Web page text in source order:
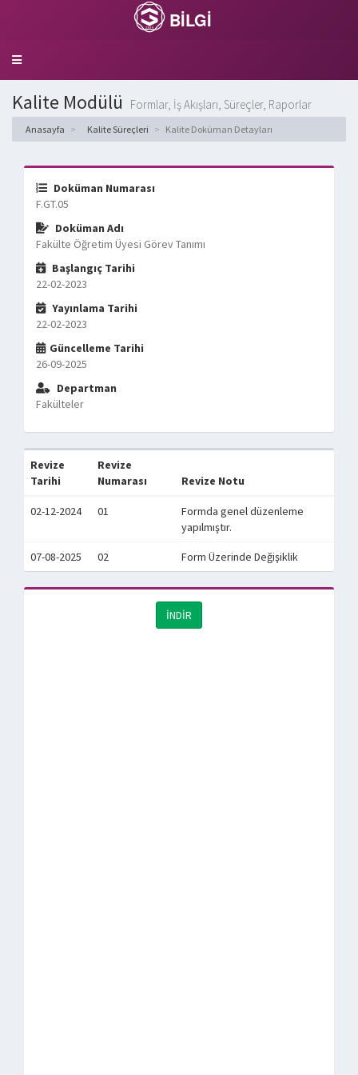
BİLGİ
Toggle
Kalite Modülü Formlar, İş Akışları, Süreçler, Raporlar
Anasayfa Kalite Süreçleri Kalite Doküman Detayları
Doküman Numarası
F.GT.05
Doküman Adı
Fakülte Öğretim Üyesi Görev Tanımı
Başlangıç Tarihi
22-02-2023
Yayınlama Tarihi
22-02-2023
Güncelleme Tarihi
26-09-2025
Departman
Fakülteler
Revize
Tarihi
Revize
Numarası
Revize Notu
02-12-2024 01
Formda genel düzenleme
yapılmıştır.
07-08-2025 02 Form Üzerinde Değişiklik
İNDİR